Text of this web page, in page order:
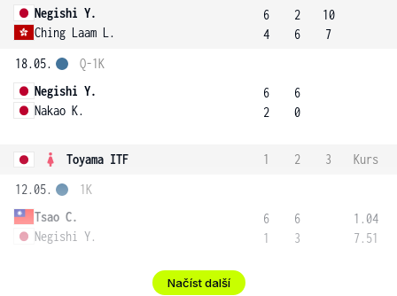
Negishi Y.
Ching Laam L.
6
4
2
6
10
7
18.05.
Negishi Y.
Nakao K.
Q-1K
6
2
6
0
Toyama ITF 1 2 3
Kurs
12.05.
Tsao C.
Negishi Y.
1K
6
1
6
3
1.04
7.51
Načíst další